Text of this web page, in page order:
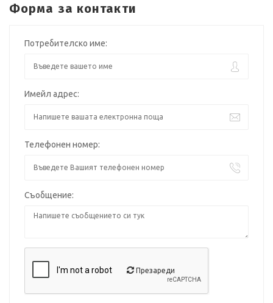
Форма за контакти
Потребителско име:
Имейл адрес:
Телефонен номер:
Съобщение:
Презареди